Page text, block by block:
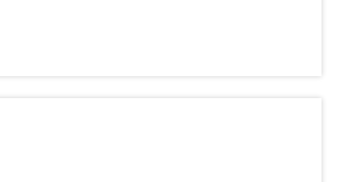
드가 아니라, 운영 우수성 향향을
환입니다. 전기식 포크리프트는 우
를 재정의하고 있습니다...